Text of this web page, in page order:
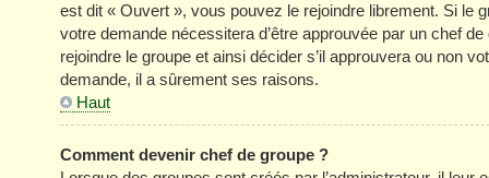
est dit « Ouvert », vous pouvez le rejoindre librement. Si le
votre demande nécessitera d’être approuvée par un chef
rejoindre le groupe et ainsi décider s’il approuvera ou non
demande, il a sûrement ses raisons.
Haut
Comment devenir chef de groupe ?